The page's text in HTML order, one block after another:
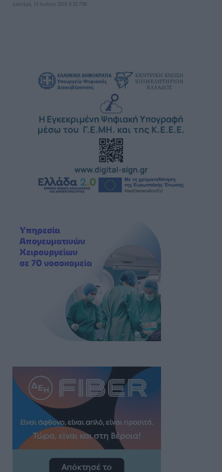
Δευτέρα, 13 Ιουλίου 2026 8:52 ΠΜ